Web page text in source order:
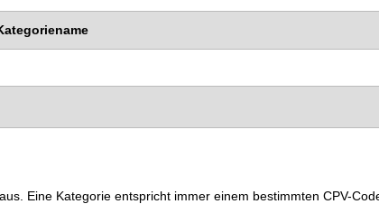
Eine Kategorie entspricht immer einem bestimmten CPV-